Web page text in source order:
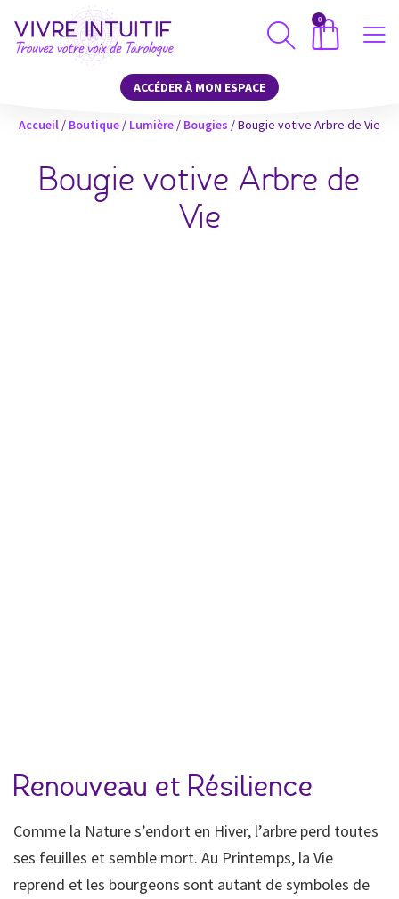
0
ACCÉDER À MON ESPACE
Accueil / Boutique / Lumière / Bougies / Bougie votive Arbre de Vie
Bougie votive Arbre de
Vie
Renouveau et Résilience
Comme la Nature s’endort en Hiver, l’arbre perd toutes
ses feuilles et semble mort. Au Printemps, la Vie
reprend et les bourgeons sont autant de symboles de